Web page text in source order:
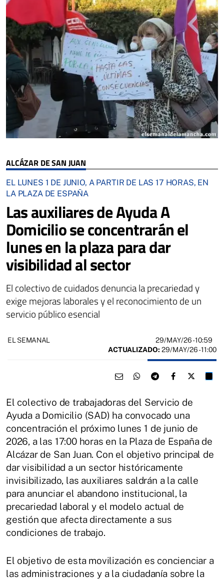
ALCÁZAR DE SAN JUAN
EL LUNES 1 DE JUNIO, A PARTIR DE LAS 17 HORAS, EN
LA PLAZA DE ESPAÑA
Las auxiliares de Ayuda A
Domicilio se concentrarán el
lunes en la plaza para dar
visibilidad al sector
El colectivo de cuidados denuncia la precariedad y
exige mejoras laborales y el reconocimiento de un
servicio público esencial
EL SEMANAL 29/MAY/26- 10:59
ACTUALIZADO: 29/MAY/26 - 11:00
El colectivo de trabajadoras del Servicio de
Ayuda a Domicilio (SAD) ha convocado una
concentración el próximo lunes 1 de junio de
2026, a las 17:00 horas en la Plaza de España de
Alcázar de San Juan. Con el objetivo principal de
dar visibilidad a un sector históricamente
invisibilizado, las auxiliares saldrán a la calle
para anunciar el abandono institucional, la
precariedad laboral y el modelo actual de
gestión que afecta directamente a sus
condiciones de trabajo.
El objetivo de esta movilización es concienciar a
las administraciones y a la ciudadanía sobre la